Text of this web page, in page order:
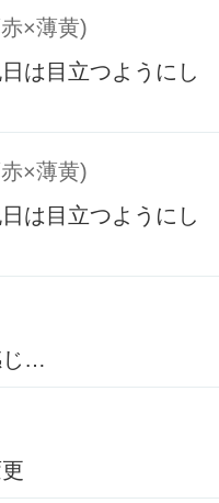
×薄黄)
は目立つようにし
×薄黄)
は目立つようにし
じ…